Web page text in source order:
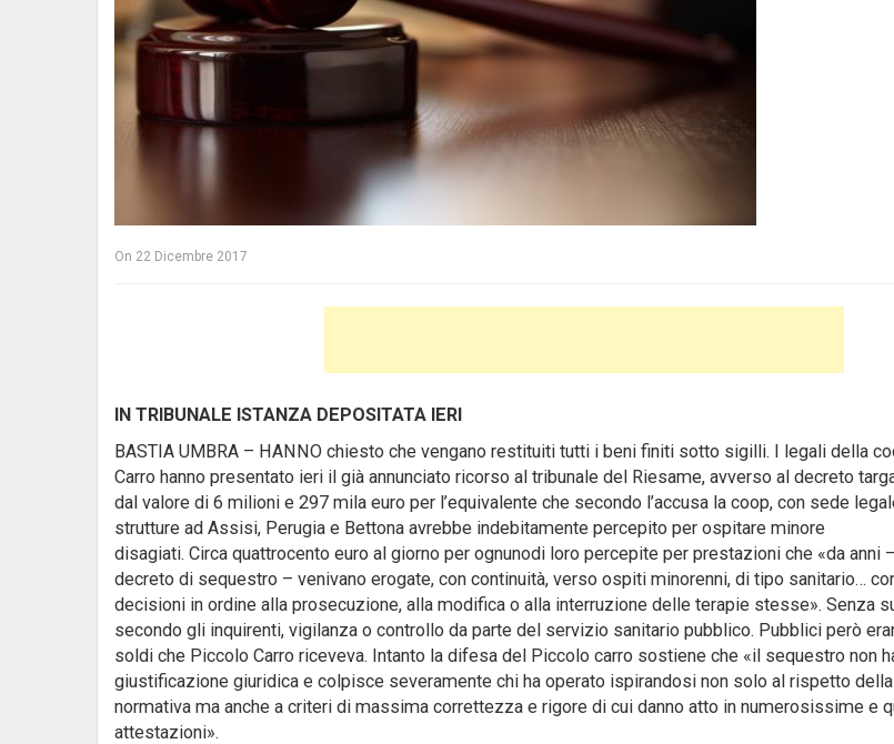
On 22 Dicembre 2017
IN TRIBUNALE ISTANZA DEPOSITATA IERI
BASTIA UMBRA – HANNO chiesto che vengano restituiti tutti i beni finiti sotto sigilli. I legali della
Carro hanno presentato ieri il già annunciato ricorso al tribunale del Riesame, avverso al decreto
dal valore di 6 milioni e 297 mila euro per l’equivalente che secondo l’accusa la coop, con sede
strutture ad Assisi, Perugia e Bettona avrebbe indebitamente percepito per ospitare minore
disagiati. Circa quattrocento euro al giorno per ognunodi loro percepite per prestazioni che «da anni
decreto di sequestro – venivano erogate, con continuità, verso ospiti minorenni, di tipo sanitario…
decisioni in ordine alla prosecuzione, alla modifica o alla interruzione delle terapie stesse». Senza
secondo gli inquirenti, vigilanza o controllo da parte del servizio sanitario pubblico. Pubblici però
soldi che Piccolo Carro riceveva. Intanto la difesa del Piccolo carro sostiene che «il sequestro non
giustificazione giuridica e colpisce severamente chi ha operato ispirandosi non solo al rispetto
normativa ma anche a criteri di massima correttezza e rigore di cui danno atto in numerosissime e
attestazioni».